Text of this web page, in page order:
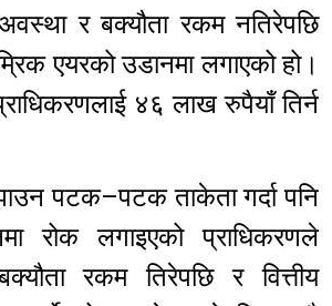
र बक्यौता रकम नतिरेपछि
एयरको उडानमा लगाएको हो।
४६ लाख रुपैयाँ तिर्न
पटक–पटक ताकेता गर्दा पनि
रोक लगाइएको प्राधिकरणले
रकम तिरेपछि र वित्तीय